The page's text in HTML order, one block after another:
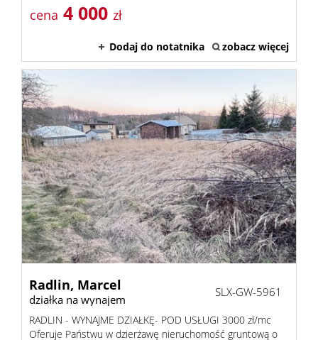
Sałek
Kontakt
cena 4 000 zł
Dodaj do notatnika zobacz więcej
Radlin, Marcel
działka na wynajem
SLX-GW-5961
RADLIN - WYNAJME DZIAŁKĘ- POD USŁUGI 3000 zł/mc
Oferuje Państwu w dzierżawę nieruchomość gruntową o